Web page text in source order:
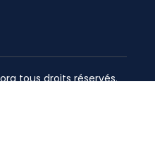
tous droits réservés.